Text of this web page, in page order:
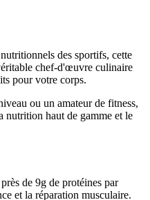
des sportifs, cette
chef-d'œuvre culinaire
pour votre corps.
ou un amateur de fitness,
nutrition haut de gamme et le
de 9g de protéines par
et la réparation musculaire.